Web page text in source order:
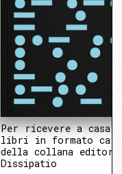
Per ricevere a casa i
libri in formato
della collana
Dissipatio